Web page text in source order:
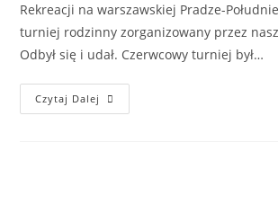
Rekreacji na warszawskiej Pradze-
turniej rodzinny zorganizowany przez
Odbył się i udał. Czerwcowy turniej był…
Czytaj Dalej